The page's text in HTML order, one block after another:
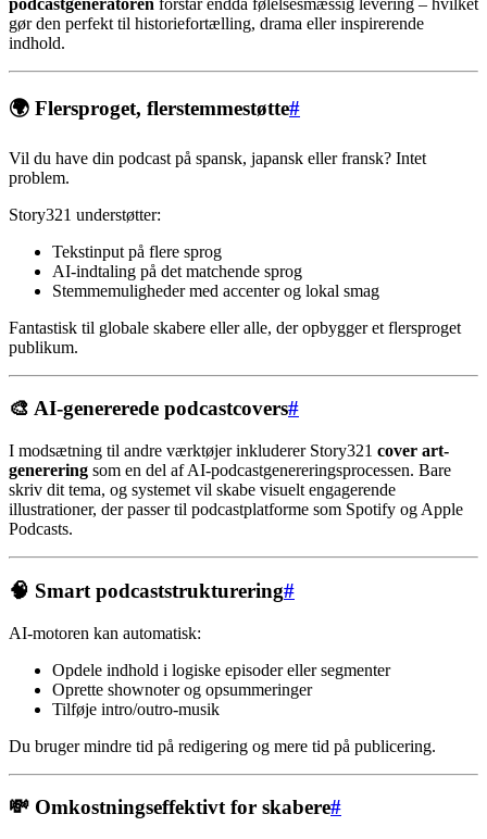
podcastgeneratoren forstår endda følelsesmæssig levering – hvilket
gør den perfekt til historiefortælling, drama eller inspirerende
indhold.
🌍 Flersproget, flerstemmestøtte#
Vil du have din podcast på spansk, japansk eller fransk? Intet
problem.
Story321 understøtter:
Tekstinput på flere sprog
AI-indtaling på det matchende sprog
Stemmemuligheder med accenter og lokal smag
Fantastisk til globale skabere eller alle, der opbygger et flersproget
publikum.
🎨 AI-genererede podcastcovers#
I modsætning til andre værktøjer inkluderer Story321 cover art-
generering som en del af AI-podcastgenereringsprocessen. Bare
skriv dit tema, og systemet vil skabe visuelt engagerende
illustrationer, der passer til podcastplatforme som Spotify og Apple
Podcasts.
🧠 Smart podcaststrukturering#
AI-motoren kan automatisk:
Opdele indhold i logiske episoder eller segmenter
Oprette shownoter og opsummeringer
Tilføje intro/outro-musik
Du bruger mindre tid på redigering og mere tid på publicering.
💸 Omkostningseffektivt for skabere#